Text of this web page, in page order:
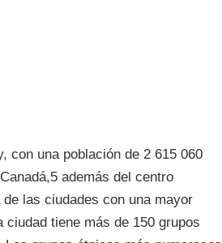
con una población de 2 615 060
además del centro
las ciudades con una mayor
tiene más de 150 grupos